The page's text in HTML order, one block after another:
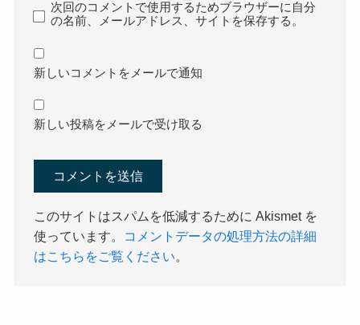
次回のコメントで使用するためブラウザーに自分
の名前、メールアドレス、サイトを保存する。
新しいコメントをメールで通知
新しい投稿をメールで受け取る
このサイトはスパムを低減するために Akismet を
使っています。
コメントデータの処理方法の詳細
はこちらをご覧ください。